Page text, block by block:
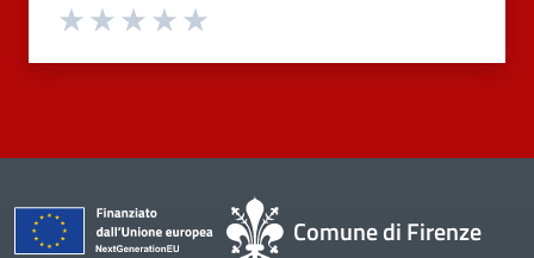
Valuta 4 stelle su 5
Valuta 3 stelle su 5
Valuta 2 stelle su 5
Valuta 1 stelle su 5
Comune di Firenze